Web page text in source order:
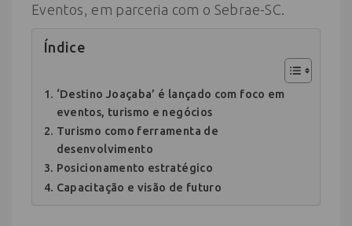
Eventos, em parceria com o Sebrae-SC.
Índice
‘Destino Joaçaba’ é lançado com foco em
eventos, turismo e negócios
Turismo como ferramenta de
desenvolvimento
Posicionamento estratégico
Capacitação e visão de futuro